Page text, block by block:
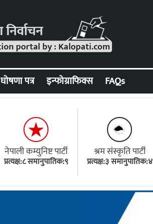
घोषणा पत्र इन्फोग्राफिक्स FAQs
नेपाली कम्युनिष्ट पार्टी
प्रत्यक्ष:८ समानुपातिक:९
श्रम संस्कृति पार्टी
प्रत्यक्ष:३ समानुपातिक:४